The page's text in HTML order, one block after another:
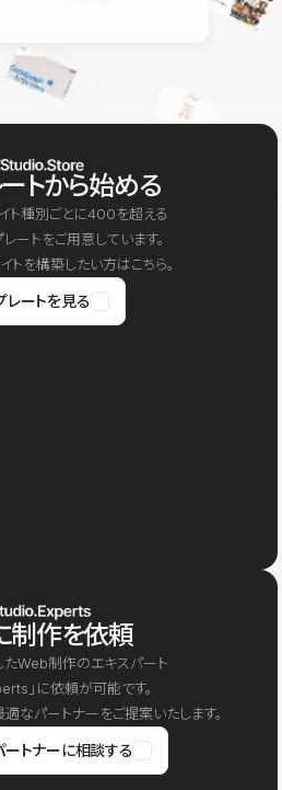
トから始める
ト種別ごとに400を超える
ートをご用意しています。
を構築したい方はこちら。
レートを見る
制作を依頼
Web制作のエキスパート
」に依頼が可能です。
なパートナーをご提案いたします。
ートナーに相談する